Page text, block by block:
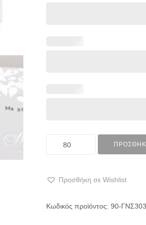
Προσθήκη σε Wishlist
Κωδικός προϊόντος: 90-